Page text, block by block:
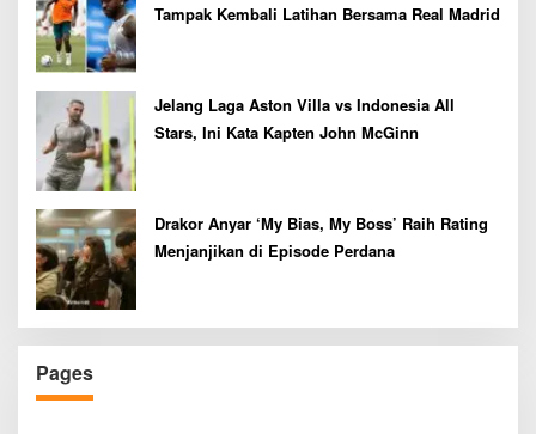
Tampak Kembali Latihan Bersama Real Madrid
Jelang Laga Aston Villa vs Indonesia All
Stars, Ini Kata Kapten John McGinn
Drakor Anyar ‘My Bias, My Boss’ Raih Rating
Menjanjikan di Episode Perdana
Pages